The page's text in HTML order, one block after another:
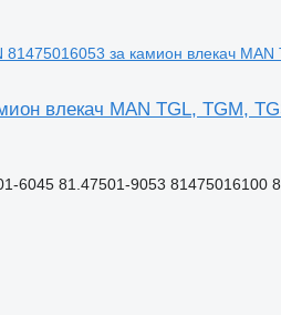
81475016053 за камион влекач
влекач MAN TGL, TGM,
6045 81.47501-9053 81475016100